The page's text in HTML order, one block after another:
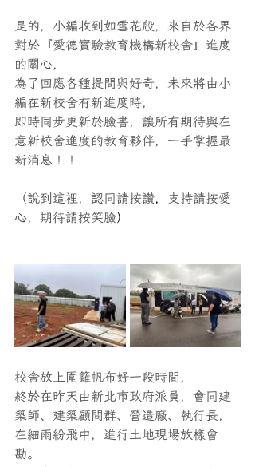
是的，小編收到如雪花般，來自於各界
對於『愛德實驗教育機構新校舍』進度
的關心，
為了回應各種提問與好奇，未來將由小
編在新校舍有新進度時，
即時同步更新於臉書，讓所有期待與在
意新校舍進度的教育夥伴，一手掌握最
新消息！！
（說到這裡，認同請按讚， 支持請按愛
心，期待請按笑臉）
校舍放上圍籬帆布好一段時間，
終於在昨天由新北市政府派員，會同建
築師、建築顧問群、營造廠、執行長，
在細雨紛飛中，進行土地現場放樣會
勘。